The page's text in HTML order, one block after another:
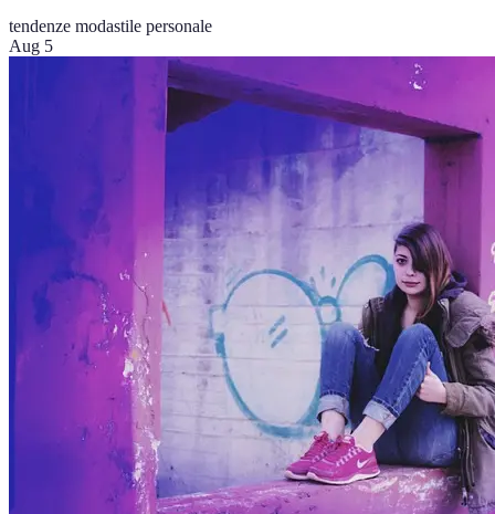
tendenze modastile personale
Aug 5